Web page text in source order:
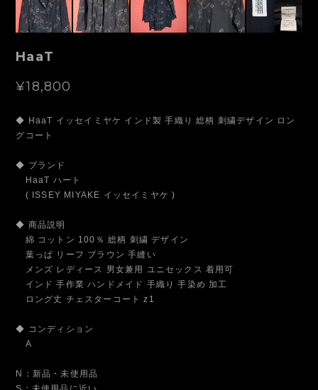
HaaT
¥18,800
◆ HaaT イッセイミヤケ インド製 手織り 総柄 刺繍デザイン ロン
グコート
◆ ブランド
HaaT ハート
( ISSEY MIYAKE イッセイミヤケ )
◆ 商品説明
綿 コットン 100％ 総柄 刺繍 デザイン
葉っぱ リーフ ブラウン 手縫い
メンズ レディース 男女兼用 ユニセックス 着用可
インド 手作業 ハンドメイド 手織り 手染め 加工
ロング丈 チェスターコート z1
◆ コンディション
A
N：新品・未使用品